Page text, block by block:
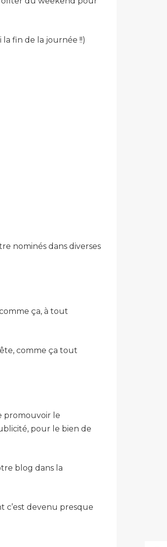
la fin de la journée !!)
nominés dans diverses
ça, à tout
comme ça tout
promouvoir le
pour le bien de
blog dans la
c’est devenu presque